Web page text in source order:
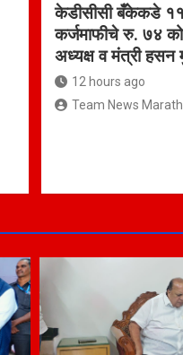
केडीसीसी बँकेकडे
कर्जमाफीचे रु.
अध्यक्ष व मंत्री हसन
12 hours ago
Team News